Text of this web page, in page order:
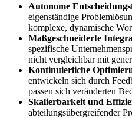
Autonome
eigenständige
komplexe, dynamische
Maßgeschneiderte
spezifische
nicht vergleichbar mit
Kontinuierliche
entwickeln sich durch
passen sich veränderten
Skalierbarkeit und
abteilungsübergreifender